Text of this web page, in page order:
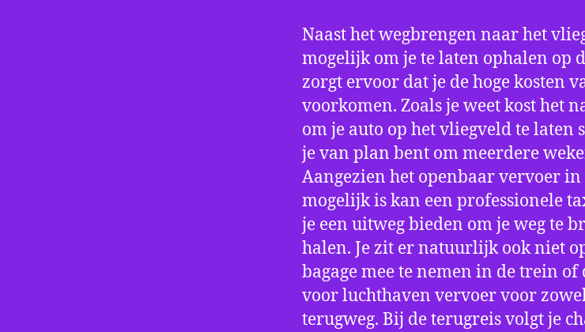
Naast het wegbrengen naar het
mogelijk om je te laten ophalen op
zorgt ervoor dat je de hoge kosten
voorkomen. Zoals je weet kost het
om je auto op het vliegveld te laten
je van plan bent om meerdere
Aangezien het openbaar vervoer
mogelijk is kan een professionele
je een uitweg bieden om je weg te
halen. Je zit er natuurlijk ook niet
bagage mee te nemen in de trein of
voor luchthaven vervoer voor
terugweg. Bij de terugreis volgt je